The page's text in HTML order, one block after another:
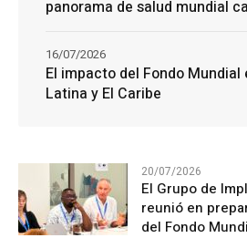
panorama de salud mundial
El impacto del Fondo Mundial
Latina y El Caribe
16/07/2026
20/07/2026
El Grupo de
reunió en
del Fondo